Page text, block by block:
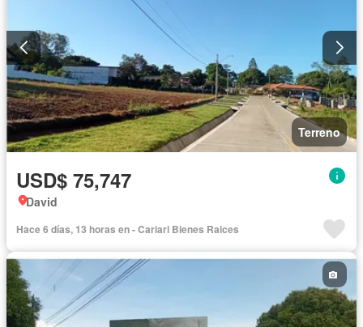
Terreno
USD$ 75,747
David
Hace 6 días, 13 horas en - Cariari Bienes Raices